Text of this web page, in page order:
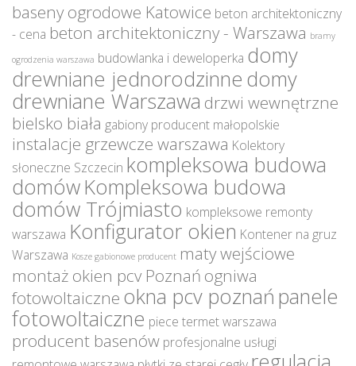
baseny ogrodowe Katowice beton architektoniczny
- cena beton architektoniczny - Warszawa bramy
ogrodzenia warszawa budowlanka i deweloperka domy
drewniane jednorodzinne domy
drewniane Warszawa drzwi wewnętrzne
bielsko biała gabiony producent małopolskie
instalacje grzewcze warszawa Kolektory
słoneczne Szczecin kompleksowa budowa
domówKompleksowa budowa
domów Trójmiasto kompleksowe remonty
warszawa Konfigurator okien Kontener na gruz
Warszawa Kosze gabionowe producent maty wejściowe
montaż okien pcv Poznań ogniwa
fotowoltaiczne okna pcv poznań panele
fotowoltaiczne piece termet warszawa
producent basenów profesjonalne usługi